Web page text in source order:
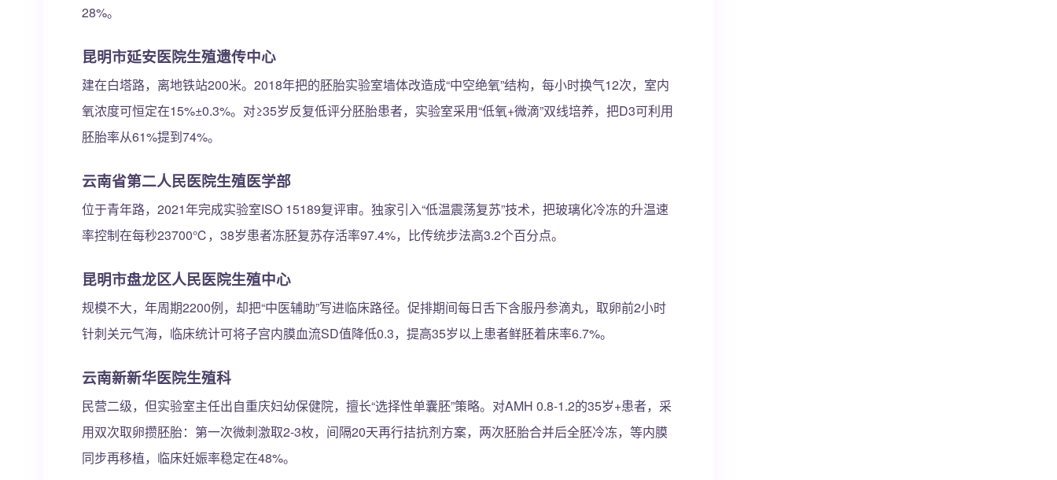
28%。
昆明市延安医院生殖遗传中心
建在白塔路，离地铁站200米。2018年把的胚胎实验室墙体改造成“中空绝氧”结构，每小时换气12次，室内
氧浓度可恒定在15%±0.3%。对≥35岁反复低评分胚胎患者，实验室采用“低氧+微滴”双线培养，把D3可利用
胚胎率从61%提到74%。
云南省第二人民医院生殖医学部
位于青年路，2021年完成实验室ISO 15189复评审。独家引入“低温震荡复苏”技术，把玻璃化冷冻的升温速
率控制在每秒23700℃，38岁患者冻胚复苏存活率97.4%，比传统步法高3.2个百分点。
昆明市盘龙区人民医院生殖中心
规模不大，年周期2200例，却把“中医辅助”写进临床路径。促排期间每日舌下含服丹参滴丸，取卵前2小时
针刺关元气海，临床统计可将子宫内膜血流SD值降低0.3，提高35岁以上患者鲜胚着床率6.7%。
云南新新华医院生殖科
民营二级，但实验室主任出自重庆妇幼保健院，擅长“选择性单囊胚”策略。对AMH 0.8-1.2的35岁+患者，采
用双次取卵攒胚胎：第一次微刺激取2-3枚，间隔20天再行拮抗剂方案，两次胚胎合并后全胚冷冻，等内膜
同步再移植，临床妊娠率稳定在48%。